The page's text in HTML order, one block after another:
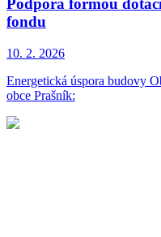
Podpora formou
fondu
10. 2. 2026
Energetická úspora budovy
obce Prašník: